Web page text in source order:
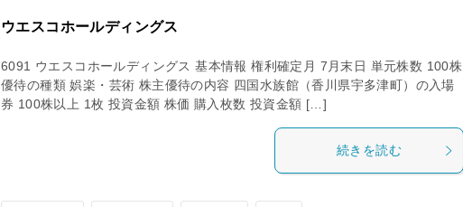
ウエスコホールディングス
6091 ウエスコホールディングス 基本情報 権利確定月 7月末日 単元株数 100株
優待の種類 娯楽・芸術 株主優待の内容 四国水族館（香川県宇多津町）の入場
券 100株以上 1枚 投資金額 株価 購入枚数 投資金額 […]
続きを読む